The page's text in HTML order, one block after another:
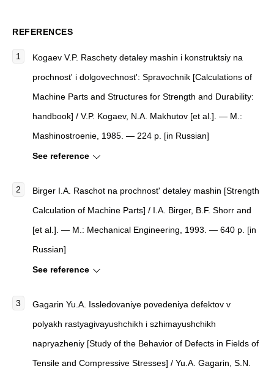
REFERENCES
Kogaev V.P. Raschety detaley mashin i konstruktsiy na
prochnost' i dolgovechnost': Spravochnik [Calculations of
Machine Parts and Structures for Strength and Durability:
handbook] / V.P. Kogaev, N.A. Makhutov [et al.]. — M.:
Mashinostroenie, 1985. — 224 p. [in Russian]
See reference
Birger I.A. Raschot na prochnost' detaley mashin [Strength
Calculation of Machine Parts] / I.A. Birger, B.F. Shorr and
[et al.]. — M.: Mechanical Engineering, 1993. — 640 p. [in
Russian]
See reference
Gagarin Yu.A. Issledovaniye povedeniya defektov v
polyakh rastyagivayushchikh i szhimayushchikh
napryazheniy [Study of the Behavior of Defects in Fields of
Tensile and Compressive Stresses] / Yu.A. Gagarin, S.N.